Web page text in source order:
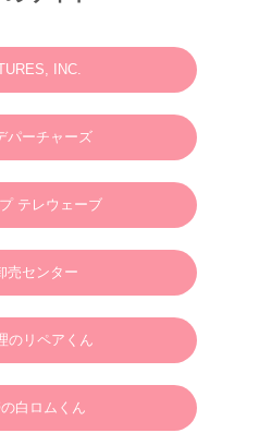
画・ドローンご予約ありがとうございま
い合わせありがとうございます。
【 カメラマン＆ヘアメイクのみの手配と
ご用意ください。128,000円(税別)】
心より御礼申し上げます。
き年となりますよう心よりお祈り申し上げ
約ありがとうございます。
INC.
パーチャーズ
テレウェーブ
売センター
のリペアくん
白ロムくん